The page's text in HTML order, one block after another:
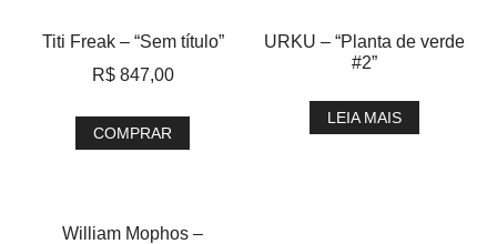
Titi Freak – “Sem título”
R$847,00
COMPRAR
URKU – “Planta de verde
#2”
LEIA MAIS
William Mophos –